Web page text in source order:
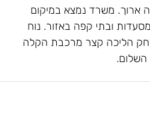
ארוך. משרד נמצא במיקום
ובתי קפה באזור. נוח
הליכה קצר מרכבת הקלה